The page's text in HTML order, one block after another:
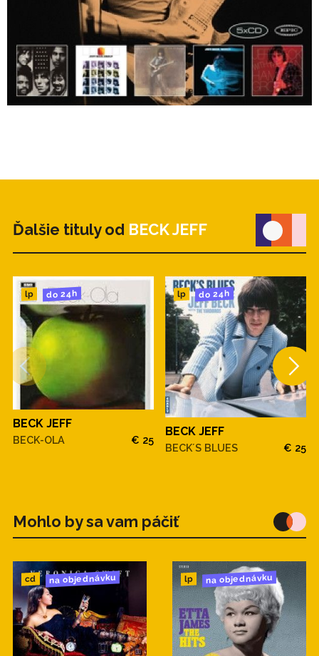
4. Head For Backstage Pass
5. Blue Wind
6. Sophie
7. Play With Me
8. Love is Green
- 5 -
7. Blue Wind
Ďalšie tituly od BECK JEFF
lp do 24h
BECK JEFF
BECK-OLA € 25
lp do 24h
BECK JEFF
BECK´S BLUES € 25
Mohlo by sa vam páčiť
cd na objednávku lp na objednávku